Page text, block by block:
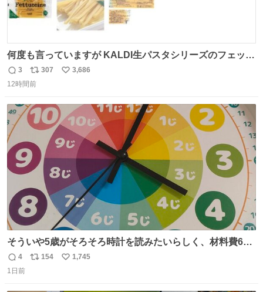
何度も言っていますが KALDI生パスタシリーズのフェット
チーネは 真剣(ガチ)で美味いぞ
返
信
3
リ
ポ
ト
数
307
い
数
3,686
12時間前
そういや5歳がそろそろ時計を読みたいらしく、材料費600
円で作れる知育時計作ってみた！ めっちゃ簡単！ ありがと
う先人！
返
信
4
リ
154
い
1,745
1日前